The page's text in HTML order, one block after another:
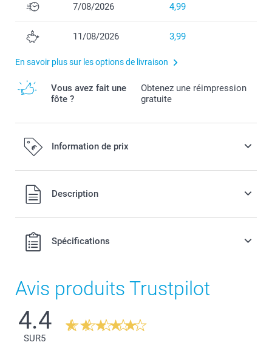
7/08/2026 4,99
11/08/2026 3,99
En savoir plus sur les options de livraison
Vous avez fait une
fôte ?
Obtenez une réimpression
gratuite
Information de prix
Tous les prix sont en EURO (€), TVA incluse et hors frais de
port.
Description
Spécifications
Avis produits Trustpilot
4.4
SUR5